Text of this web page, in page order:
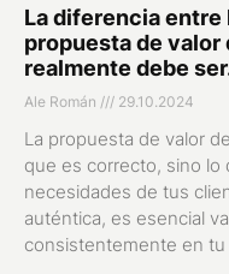
La diferencia entre
propuesta de valor
realmente debe
Ale Román 29.10.2024
La propuesta de valor
que es correcto, sino lo
necesidades de tus
auténtica, es esencial
consistentemente en tu